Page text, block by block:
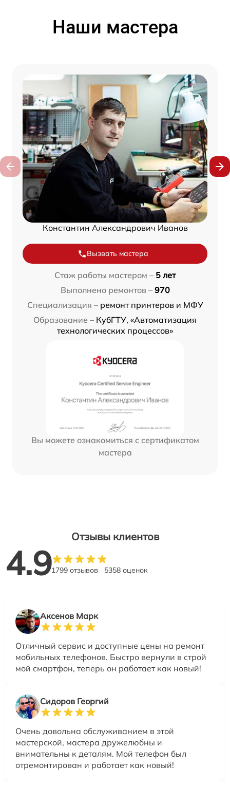
Наши мастера
Константин Александрович Иванов
Вызвать мастера
Стаж работы мастером – 5 лет
Выполнено ремонтов – 970
Специализация – ремонт принтеров и МФУ
Образование – КубГТУ, «Автоматизация
технологических процессов»
Вы можете ознакомиться с сертификатом
мастера
Отзывы клиентов
4.91799 отзывов 5358 оценок
Аксенов Марк
Отличный сервис и доступные цены на ремонт
мобильных телефонов. Быстро вернули в строй
мой смартфон, теперь он работает как новый!
Сидоров Георгий
Очень довольна обслуживанием в этой
мастерской, мастера дружелюбны и
внимательны к деталям. Мой телефон был
отремонтирован и работает как новый!